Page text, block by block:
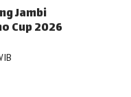
Jambi
Cup 2026